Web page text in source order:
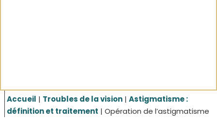
Accueil | Troubles de la vision |Astigmatisme :
définition et traitement |Opération de l’astigmatisme